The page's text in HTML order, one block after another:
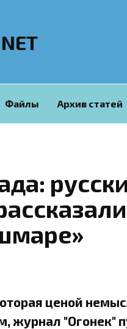
Файлы Архив статей
ценой
журнал "Огонек"